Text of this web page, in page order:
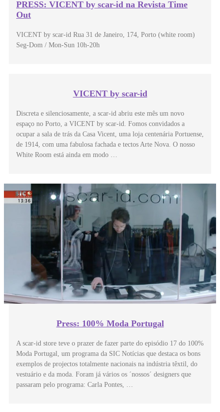
PRESS: VICENT by scar-id na Revista Time
Out
VICENT by scar-id Rua 31 de Janeiro, 174, Porto (white room)
Seg-Dom / Mon-Sun 10h-20h
VICENT by scar-id
Discreta e silenciosamente, a scar-id abriu este mês um novo
espaço no Porto, a VICENT by scar-id. Fomos convidados a
ocupar a sala de trás da Casa Vicent, uma loja centenária Portuense,
de 1914, com uma fabulosa fachada e tectos Arte Nova. O nosso
White Room está ainda em modo …
Press: 100% Moda Portugal
A scar-id store teve o prazer de fazer parte do episódio 17 do 100%
Moda Portugal, um programa da SIC Notícias que destaca os bons
exemplos de projectos totalmente nacionais na indústria têxtil, do
vestuário e da moda. Foram já vários os ´nossos´ designers que
passaram pelo programa: Carla Pontes, …